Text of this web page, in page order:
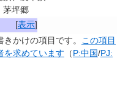
茅坪郷
[表示]
きかけの項目です。
この項目
を求めています （P:中国/PJ: